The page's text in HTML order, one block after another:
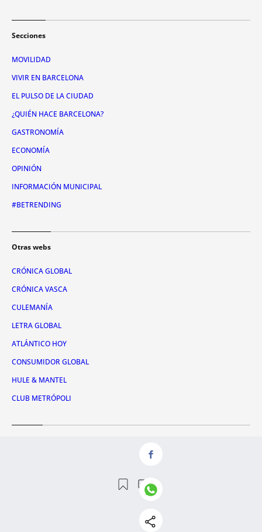
Secciones
MOVILIDAD
VIVIR EN BARCELONA
EL PULSO DE LA CIUDAD
¿QUIÉN HACE BARCELONA?
GASTRONOMÍA
ECONOMÍA
OPINIÓN
INFORMACIÓN MUNICIPAL
#BETRENDING
Otras webs
CRÓNICA GLOBAL
CRÓNICA VASCA
CULEMANÍA
LETRA GLOBAL
ATLÁNTICO HOY
CONSUMIDOR GLOBAL
HULE & MANTEL
CLUB METRÓPOLI